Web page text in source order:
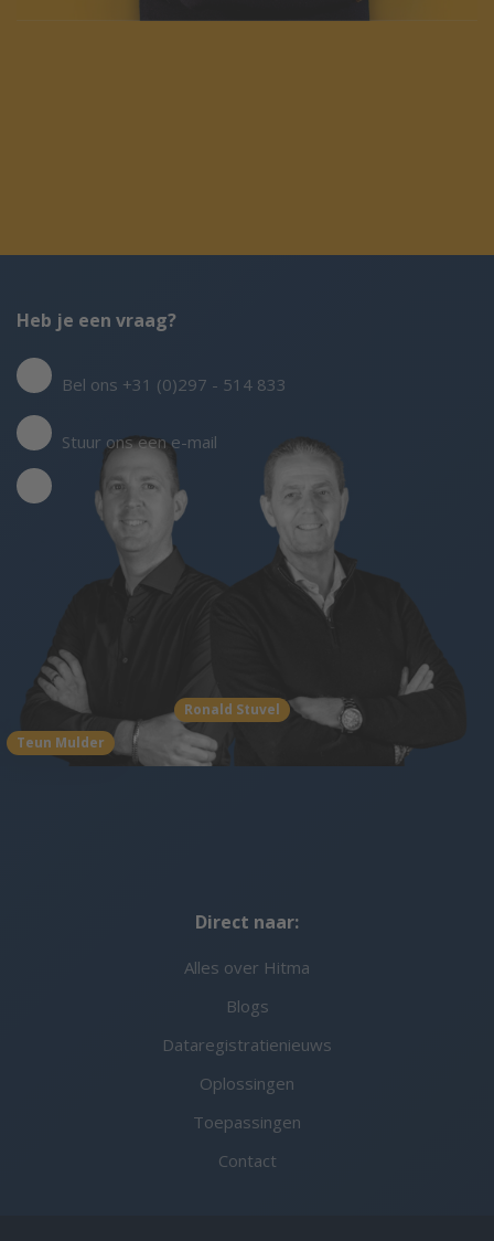
Teun Mulder
Ronald Stuvel
Heb je een vraag?
Bel ons +31 (0)297 - 514 833
Stuur ons een e-mail
Direct naar:
Alles over Hitma
Blogs
Dataregistratienieuws
Oplossingen
Toepassingen
Contact